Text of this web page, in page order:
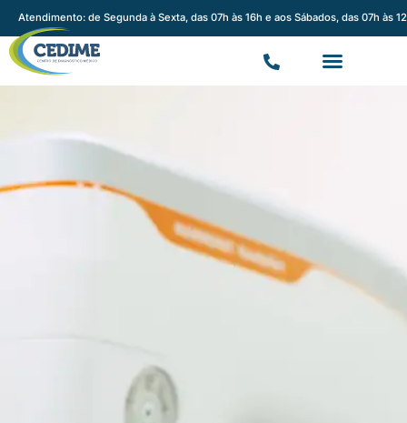
Atendimento: de Segunda à Sexta, das 07h às 16h e aos Sábados, das 07h